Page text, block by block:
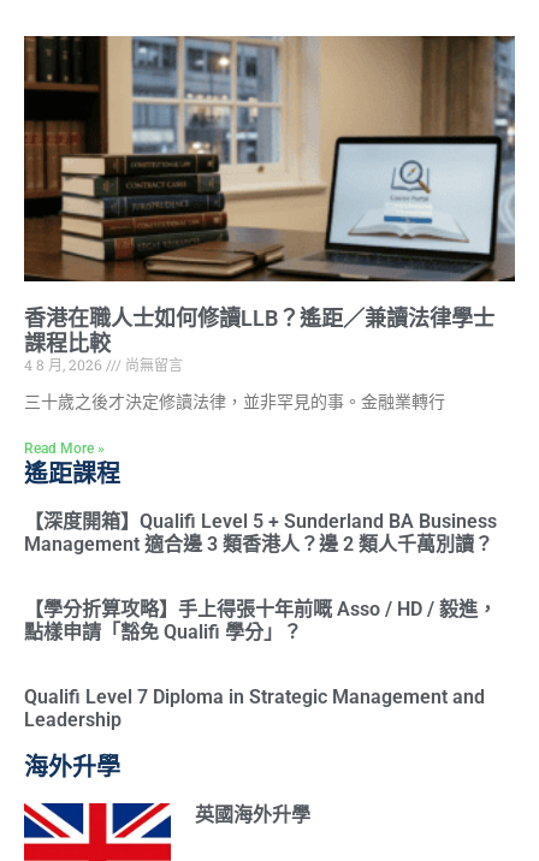
香港在職人士如何修讀LLB？遙距／兼讀法律學士
課程比較
4 8 月, 2026
尚無留言
三十歲之後才決定修讀法律，並非罕見的事。金融業轉行
Read More »
遙距課程
【深度開箱】Qualifi Level 5 + Sunderland BA Business
Management 適合邊 3 類香港人？邊 2 類人千萬別讀？
【學分折算攻略】手上得張十年前嘅 Asso / HD / 毅進，
點樣申請「豁免 Qualifi 學分」？
Qualifi Level 7 Diploma in Strategic Management and
Leadership
海外升學
英國海外升學